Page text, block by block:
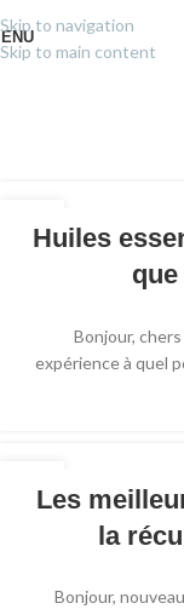
Skip to navigation
Skip to main content
30
DÉC
Huiles
Bonjour,
expérience à quel
15
DÉCLes
la
Bonjour,